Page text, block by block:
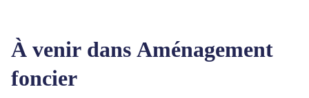
À venir dans Aménagement
foncier